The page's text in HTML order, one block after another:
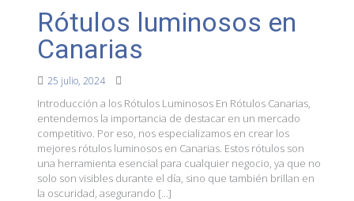
Rótulos luminosos en
Canarias
25 julio, 2024
Introducción a los Rótulos Luminosos En Rótulos Canarias,
entendemos la importancia de destacar en un mercado
competitivo. Por eso, nos especializamos en crear los
mejores rótulos luminosos en Canarias. Estos rótulos son
una herramienta esencial para cualquier negocio, ya que no
solo son visibles durante el día, sino que también brillan en
la oscuridad, asegurando […]